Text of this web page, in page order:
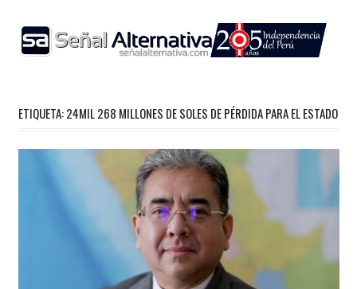
content
ETIQUETA:24MIL 268 MILLONES DE SOLES DE PÉRDIDA PARA EL ESTADO